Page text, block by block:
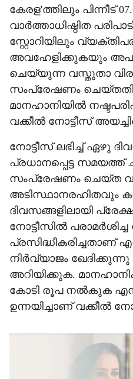
കേരള'ത്തിലും പിന്നീട്
വാര്‍ത്താധിഷ്ഠിത
സ്റ്റോറിയിലും
അവഹേളിക്കുകയും
ചെയ്യുന്ന വസ്തുതാ
സംപ്രേഷണം
മാനഹാനിയില്‍
വക്കീല്‍ നോട്ടീസ്
നോട്ടീസ് ലഭിച്ച് ഏഴു
പ്രധാനപ്പെട്ട സമയത്ത്
സംപ്രേഷണം ചെയ്ത
അടിസ്ഥാനരഹിതവും
ദിവസങ്ങളിലായി
നോട്ടീസില്‍
പ്രസിദ്ധീകരിച്ചതാണ്
നിര്‍വ്യാജം
അറിയിക്കുക.
കോടി രൂപ നല്‍കുക
ഉന്നയിച്ചാണ് വക്കീല്‍